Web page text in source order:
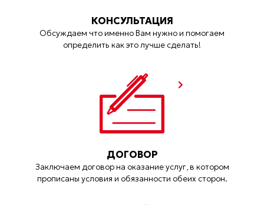
КОНСУЛЬТАЦИЯ
Обсуждаем что именно Вам нужно и помогаем
определить как это лучше сделать!
ДОГОВОР
Заключаем договор на оказание услуг, в котором
прописаны условия и обязанности обеих сторон.